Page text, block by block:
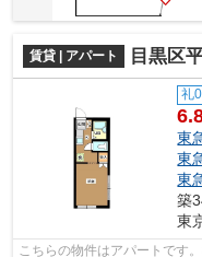
賃貸 | アパート 目黒区
礼0
東
東
東
築
東
こちらの物件はアパートです